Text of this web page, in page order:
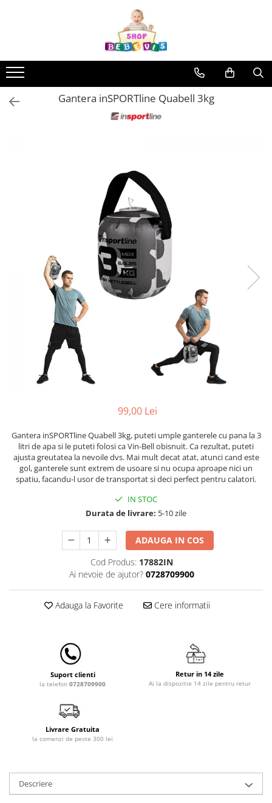
Carucioare copii
Carucioare copii sport
Carucioare copii 2in1
Huse ploaie si antiinsecte
Accesorii diverse carucioare
Landouri pentru bebelusi
Scaune auto copii
Camera copilului
Patuturi copii
Patuturi lemn pana la 120 x 60 cm
Patuturi lemn 140 x 70 cm
Patuturi lemn 160 x 80 cm
Pat tineret
Saltele mici
Saltele de la 120 x 60 cm
Saltele de la 140 x 70 cm
Saltele 127 x 63 cm
Lenjerii patut 120 x 60 cm
Lenjerii patut 140 x 70 cm
Lenjerie patuturi tineret
Baldachin patut
Perne copii si mamici
Comode copii
Bariere de protectie pat
Porti de siguranta
Sac de dormit copii
Fotolii copii
Covorase de joaca
Carusele patut
Gantera inSPORTline Quabell 3kg
99,00 Lei
Gantera inSPORTline Quabell 3kg, puteti umple ganterele cu pana la 3
litri de apa si le puteti folosi ca Vin-Bell obisnuit. Ca rezultat, puteti
ajusta greutatea la nevoile dvs. Mai mult decat atat, atunci cand este
gol, ganterele sunt extrem de usoare si nu ocupa aproape nici un
spatiu, facandu-l usor de transportat si deci perfect pentru calatori.
IN STOC
Durata de livrare: 5-10 zile
ADAUGA IN COS
Cod Produs: 17882IN
Ai nevoie de ajutor? 0728709900
Adauga la Favorite Cere informatii
Suport clienti
la telefon 0728709900
Retur in 14 zile
Ai la dispozitie 14 zile pentru retur
Livrare Gratuita
la comenzi de peste 300 lei
Descriere